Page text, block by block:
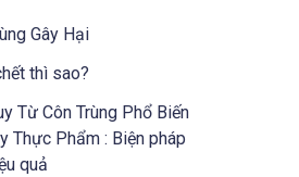
Gây Hại
thì sao?
Từ Côn Trùng Phổ Biến
Thực Phẩm : Biện pháp
quả